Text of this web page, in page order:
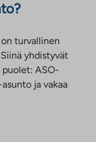
turvallinen
yhdistyvät
puolet: ASO-
ja vakaa